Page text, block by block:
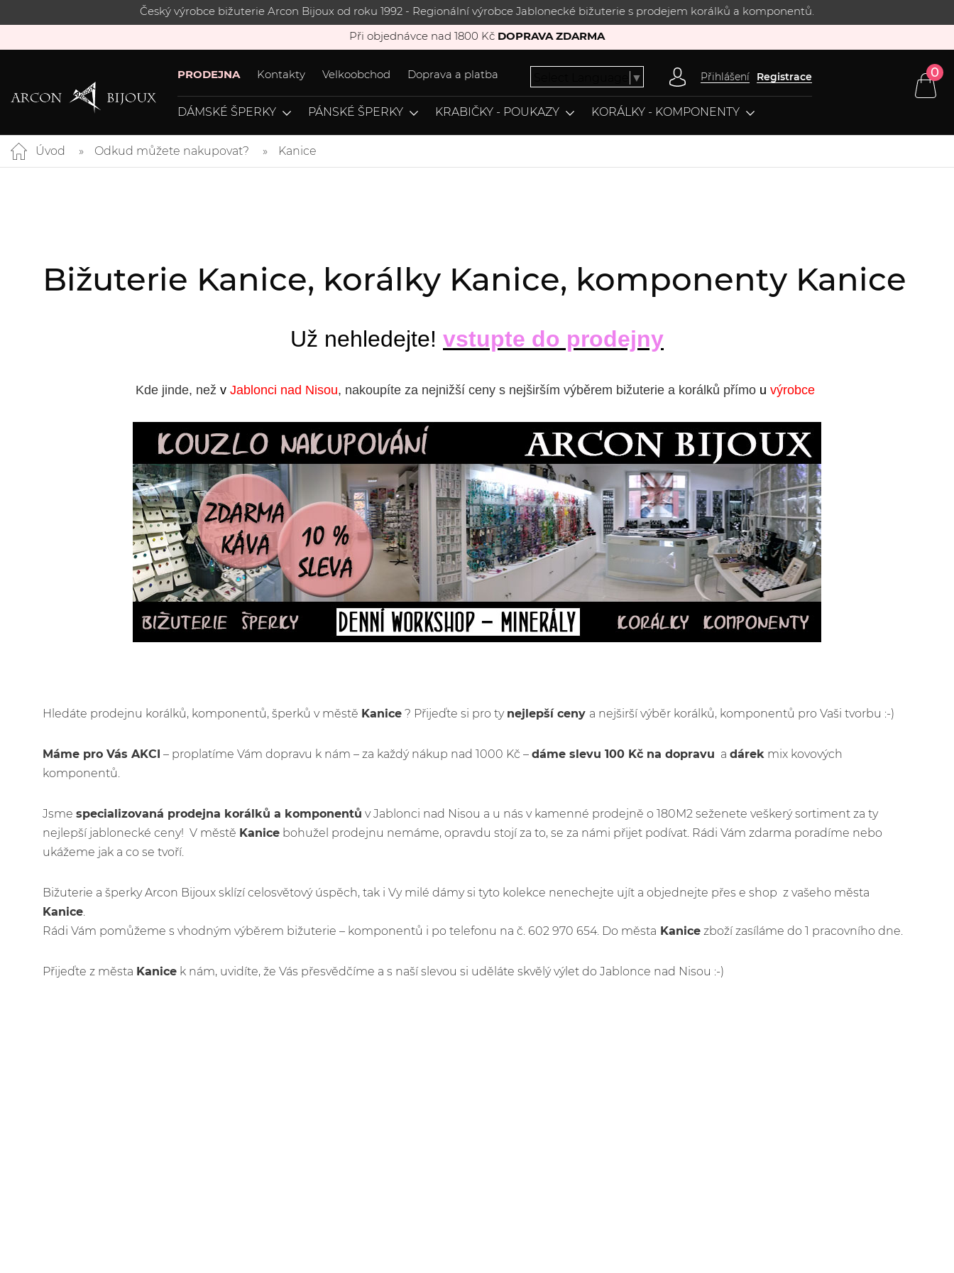
Český výrobce bižuterie Arcon Bijoux od roku 1992 - Regionální výrobce Jablonecké bižuterie s prodejem korálků a komponentů.
Při objednávce nad 1800 Kč DOPRAVA ZDARMA
PRODEJNA Kontakty Velkoobchod Doprava a platba ▼ Přihlášení Registrace 0
DÁMSKÉ ŠPERKY PÁNSKÉ ŠPERKY KRABIČKY - POUKAZY KORÁLKY - KOMPONENTY
Úvod Odkud můžete nakupovat? Kanice
Bižuterie Kanice, korálky Kanice, komponenty Kanice
Už nehledejte! vstupte do prodejny
Kde jinde, než v Jablonci nad Nisou, nakoupíte za nejnižší ceny s nejširším výběrem bižuterie a korálků přímo u výrobce
Hledáte prodejnu korálků, komponentů, šperků v městě Kanice ? Přijeďte si pro ty nejlepší ceny a nejširší výběr korálků, komponentů pro Vaši tvorbu :-)
Máme pro Vás AKCI – proplatíme Vám dopravu k nám – za každý nákup nad 1000 Kč – dáme slevu 100 Kč na dopravu a dárek mix kovových
komponentů.
Jsme specializovaná prodejna korálků a komponentů v Jablonci nad Nisou a u nás v kamenné prodejně o 180M2 seženete veškerý sortiment za ty
nejlepší jablonecké ceny! V městě Kanice bohužel prodejnu nemáme, opravdu stojí za to, se za námi přijet podívat. Rádi Vám zdarma poradíme nebo
ukážeme jak a co se tvoří.
Bižuterie a šperky Arcon Bijoux sklízí celosvětový úspěch, tak i Vy milé dámy si tyto kolekce nenechejte ujít a objednejte přes e shop z vašeho města
Kanice.
Rádi Vám pomůžeme s vhodným výběrem bižuterie – komponentů i po telefonu na č. 602 970 654. Do města Kanice zboží zasíláme do 1 pracovního dne.
Přijeďte z města Kanice k nám, uvidíte, že Vás přesvědčíme a s naší slevou si uděláte skvělý výlet do Jablonce nad Nisou :-)